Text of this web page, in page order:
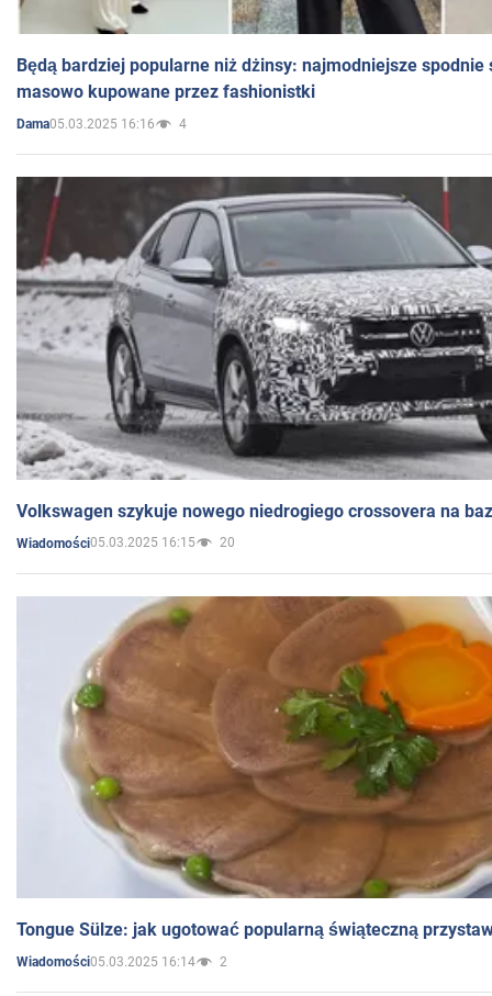
Będą bardziej popularne niż dżinsy: najmodniejsze spodnie
masowo kupowane przez fashionistki
Dama05.03.2025 16:16 4
Volkswagen szykuje nowego niedrogiego crossovera na
Wiadomości05.03.2025 16:15 20
Tongue Sülze: jak ugotować popularną świąteczną
Wiadomości05.03.2025 16:14 2